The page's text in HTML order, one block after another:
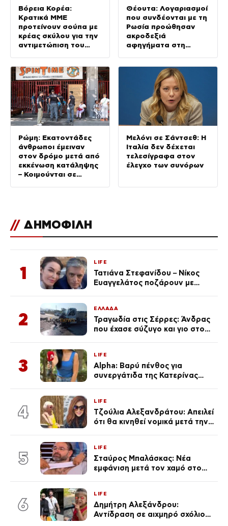
Βόρεια Κορέα:
Κρατικά ΜΜΕ
προτείνουν σούπα με
κρέας σκύλου για την
αντιμετώπιση του
λαό
Θέουτα: Λογαριασμοί
που συνδέονται με τη
Ρωσία προώθησαν
ακροδεξιά
αφηγήματα στη
ανάλυση
Ρώμη: Εκατοντάδες
άνθρωποι έμειναν
στον δρόμο μετά από
εκκένωση κατάληψης
– Κοιμούνται σε
Μελόνι σε Σάντσεθ: Η
Ιταλία δεν δέχεται
τελεσίγραφα στον
έλεγχο των συνόρων
// ΔΗΜΟΦΙΛΗ
1
LIFE
Τατιάνα Στεφανίδου – Νίκος
Ευαγγελάτος ποζάρουν με
2
ΕΛΛΑΔΑ
Τραγωδία στις Σέρρες: Άνδρας
που έχασε σύζυγο και γιο στο
3
LIFE
Alpha: Βαρύ πένθος για
συνεργάτιδα της Κατερίνας
του Θεού»
4
LIFE
Τζούλια Αλεξανδράτου: Απειλεί
ότι θα κινηθεί νομικά μετά την
5
LIFE
Σταύρος Μπαλάσκας: Νέα
εμφάνιση μετά τον χαμό στο
6
LIFE
Δημήτρη Αλεξάνδρου:
Αντίδραση σε αιχμηρό σχόλιο